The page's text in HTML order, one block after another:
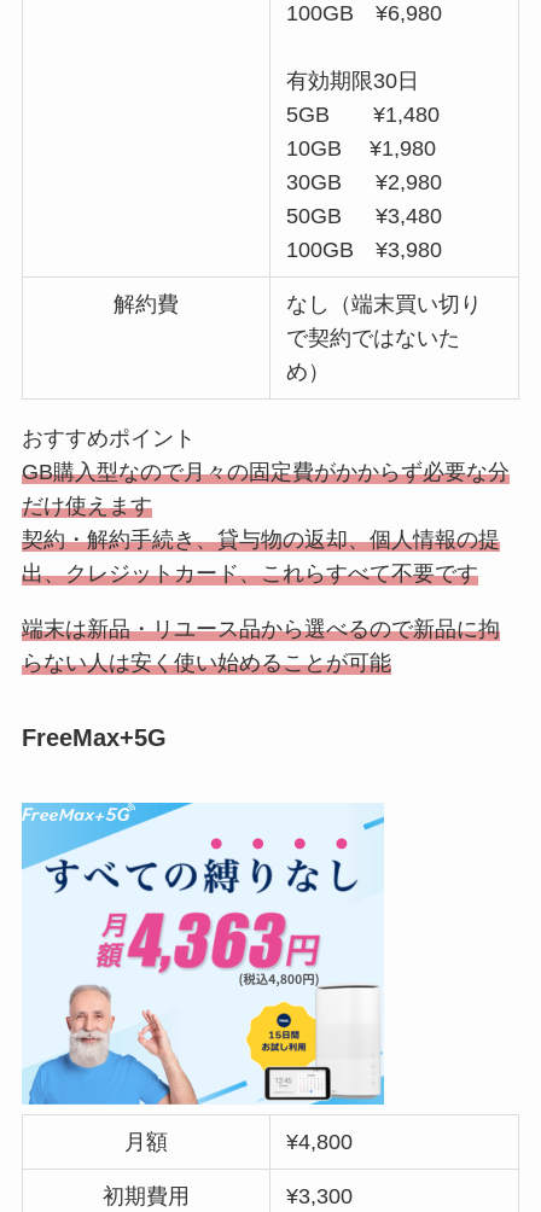
100GB ¥6,980
有効期限30日
5GB ¥1,480
10GB ¥1,980
30GB ¥2,980
50GB ¥3,480
100GB ¥3,980
解約費
なし（端末買い切り
で契約ではないた
め）
おすすめポイント
GB購入型なので月々の固定費がかからず必要な分
だけ使えます
契約・解約手続き、貸与物の返却、個人情報の提
出、クレジットカード、これらすべて不要です
端末は新品・リユース品から選べるので新品に拘
らない人は安く使い始めることが可能
FreeMax+5G
月額 ¥4,800
初期費用 ¥3,300